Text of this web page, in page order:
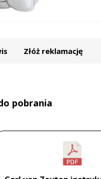
Złóż reklamację
pobrania